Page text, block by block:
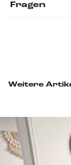
Fragen
Weitere